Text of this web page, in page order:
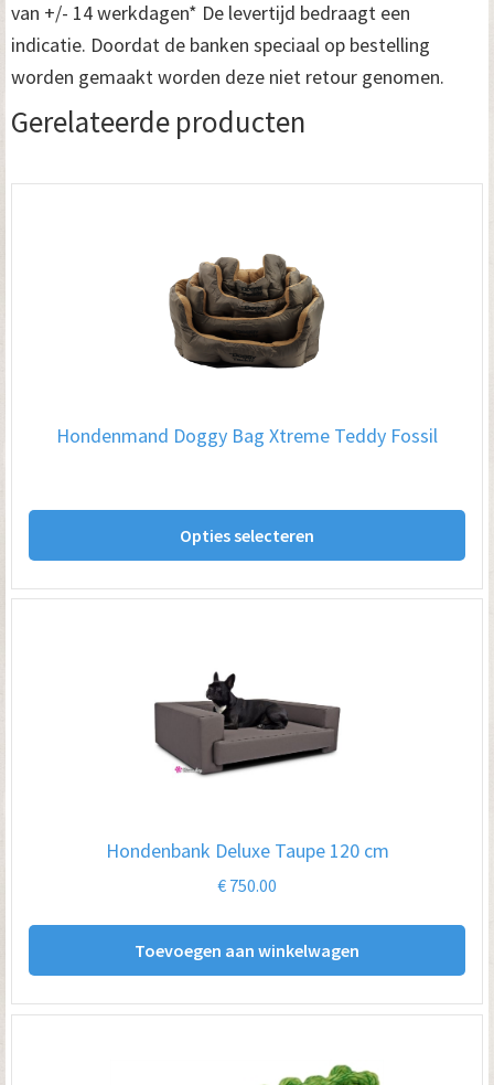
van +/- 14 werkdagen* De levertijd bedraagt een
indicatie. Doordat de banken speciaal op bestelling
worden gemaakt worden deze niet retour genomen.
Gerelateerde producten
Hondenmand Doggy Bag Xtreme Teddy Fossil
Opties selecteren
Dit
Hondenbank Deluxe Taupe 120 cm
€ 750.00
Toevoegen aan winkelwagen